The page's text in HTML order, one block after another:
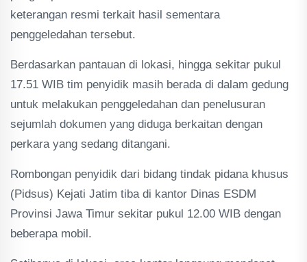
keterangan resmi terkait hasil sementara
penggeledahan tersebut.
Berdasarkan pantauan di lokasi, hingga sekitar pukul
17.51 WIB tim penyidik masih berada di dalam gedung
untuk melakukan penggeledahan dan penelusuran
sejumlah dokumen yang diduga berkaitan dengan
perkara yang sedang ditangani.
Rombongan penyidik dari bidang tindak pidana khusus
(Pidsus) Kejati Jatim tiba di kantor Dinas ESDM
Provinsi Jawa Timur sekitar pukul 12.00 WIB dengan
beberapa mobil.